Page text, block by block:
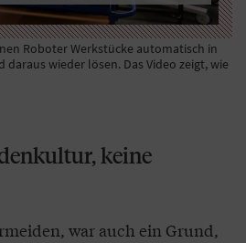
Roboter Werkstücke automatisch in
wieder lösen. Das Video zeigt, wie
keine
war auch ein Grund,